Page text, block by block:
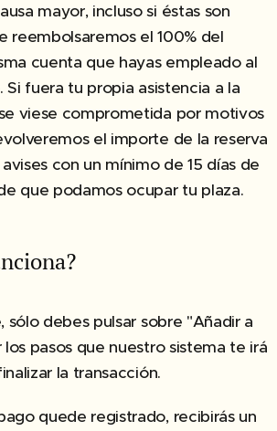
mayor, incluso si éstas son
reembolsaremos el 100% del
cuenta que hayas empleado al
fuera tu propia asistencia a la
viese comprometida por motivos
el importe de la reserva
con un mínimo de 15 días de
que podamos ocupar tu plaza.
sólo debes pulsar sobre "Añadir a
pasos que nuestro sistema te irá
la transacción.
quede registrado, recibirás un